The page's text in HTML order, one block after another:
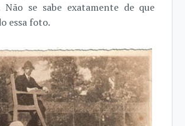
Não se sabe exatamente de que
essa foto.